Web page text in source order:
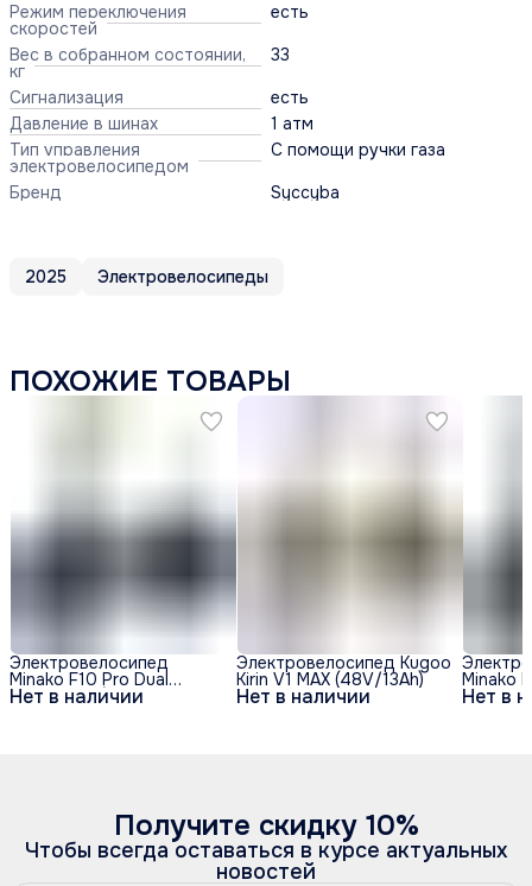
Режим переключения
скоростей
есть
Вес в собранном состоянии,
кг
33
Сигнализация
есть
Давление в шинах
1 атм
Тип управления
электровелосипедом
С помощи ручки газа
Бренд
Syccyba
2025 Электровелосипеды
ПОХОЖИЕ ТОВАРЫ
Нет в наличии
Электровелосипед
Minako F10 Pro Dual
48V/20Ah (полный Нет в наличии
Электровелосипед Kugoo
Kirin V1 MAX (48V/13Ah)
Нет в
Minako
48V/
Получите скидку 10%
Чтобы всегда оставаться в курсе актуальных
новостей